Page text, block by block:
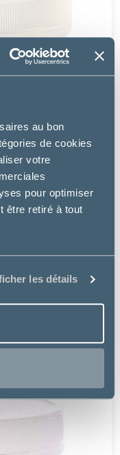
au bon
de cookies
votre
pour optimiser
être retiré à tout
les détails